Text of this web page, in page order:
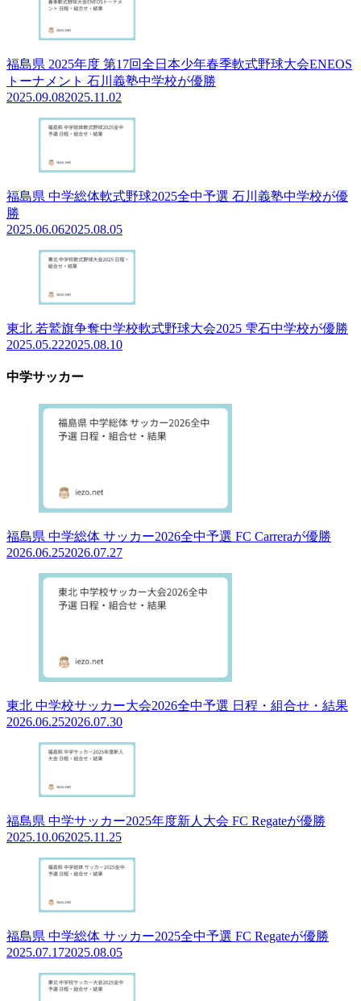
福島県 2025年度 第17回全日本少年春季軟式野球大会ENEOS
トーナメント 石川義塾中学校が優勝
2025.09.082025.11.02
福島県 中学総体軟式野球2025全中予選 石川義塾中学校が優
勝
2025.06.062025.08.05
東北 若鷲旗争奪中学校軟式野球大会2025 雫石中学校が優勝
2025.05.222025.08.10
中学サッカー
福島県 中学総体 サッカー2026全中予選 FC Carreraが優勝
2026.06.252026.07.27
東北 中学校サッカー大会2026全中予選 日程・組合せ・結果
2026.06.252026.07.30
福島県 中学サッカー2025年度新人大会 FC Regateが優勝
2025.10.062025.11.25
福島県 中学総体 サッカー2025全中予選 FC Regateが優勝
2025.07.172025.08.05